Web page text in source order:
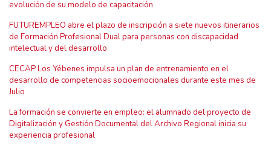
evolución de su modelo de capacitación
FUTUREMPLEO abre el plazo de inscripción a siete nuevos itinerarios
de Formación Profesional Dual para personas con discapacidad
intelectual y del desarrollo
CECAP Los Yébenes impulsa un plan de entrenamiento en el
desarrollo de competencias socioemocionales durante este mes de
Julio
La formación se convierte en empleo: el alumnado del proyecto de
Digitalización y Gestión Documental del Archivo Regional inicia su
experiencia profesional